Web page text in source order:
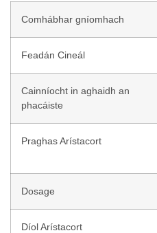
Comhábhar gníomhach
Feadán Cineál
Cainníocht in aghaidh an
phacáiste
Praghas Arístacort
Dosage
Díol Arístacort